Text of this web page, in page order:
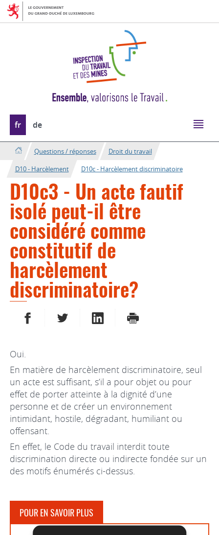
Aller
Aller
au
Changer
de
langue
fr de
Questions / réponses
Droit du travail
D10 - Harcèlement
D10c - Harcèlement discriminatoire
D10c3 - Un acte fautif
isolé peut-il être
considéré comme
constitutif de
harcèlement
discriminatoire?
PARTAGER SUR FACEBOOK
PARTAGER SUR TWITTER
PARTAGER SUR LINKEDIN
IMPRIMER
Oui.
En matière de harcèlement discriminatoire, seul
un acte est suffisant, s’il a pour objet ou pour
effet de porter atteinte à la dignité d’une
personne et de créer un environnement
intimidant, hostile, dégradant, humiliant ou
offensant.
En effet, le Code du travail interdit toute
discrimination directe ou indirecte fondée sur un
des motifs énumérés ci-dessus.
POUR EN SAVOIR PLUS